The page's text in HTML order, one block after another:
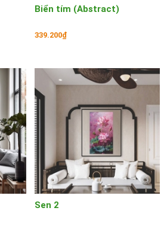
Biển tím (Abstract)
339.200₫
Sen 2